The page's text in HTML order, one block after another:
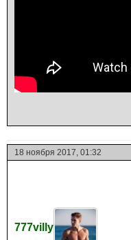
18 ноября 2017, 01:32
777villy